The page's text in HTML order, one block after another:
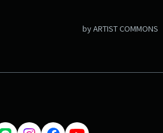
by ARTIST COMMONS